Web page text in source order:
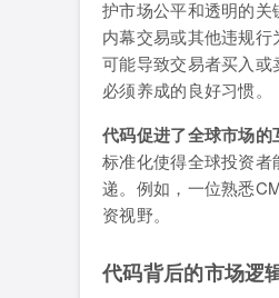
护市场公平和透明的关
内幕交易或其他违规
可能导致交易者买入
必须养成的良好习惯。
代码促进了全球市场的
标准化使得全球投资
递。例如，一位熟悉
资视野。
代码背后的市场逻